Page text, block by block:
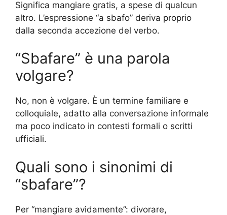
Significa mangiare gratis, a spese di qualcun
altro. L’espressione “a sbafo” deriva proprio
dalla seconda accezione del verbo.
“Sbafare” è una parola
volgare?
No, non è volgare. È un termine familiare e
colloquiale, adatto alla conversazione informale
ma poco indicato in contesti formali o scritti
ufficiali.
Quali sono i sinonimi di
“sbafare”?
Per “mangiare avidamente”: divorare,